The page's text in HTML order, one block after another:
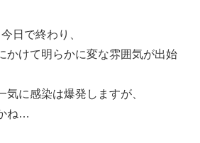
日で終わり、
かけて明らかに変な雰囲気が出始
に感染は爆発しますが、
ね…